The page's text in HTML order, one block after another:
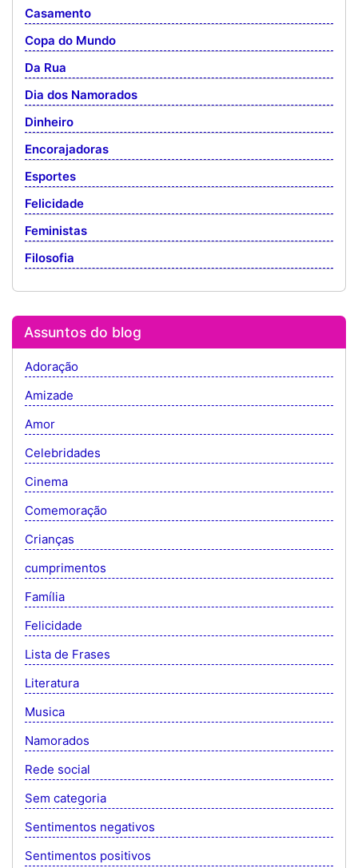
Casamento
Copa do Mundo
Da Rua
Dia dos Namorados
Dinheiro
Encorajadoras
Esportes
Felicidade
Feministas
Filosofia
Assuntos do blog
Adoração
Amizade
Amor
Celebridades
Cinema
Comemoração
Crianças
cumprimentos
Família
Felicidade
Lista de Frases
Literatura
Musica
Namorados
Rede social
Sem categoria
Sentimentos negativos
Sentimentos positivos